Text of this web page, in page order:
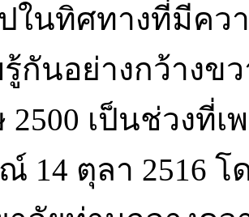
ในทิศทางที่มีคว
กันอย่างกว้างข
2500 เป็นช่วงที่
14 ตุลา 2516